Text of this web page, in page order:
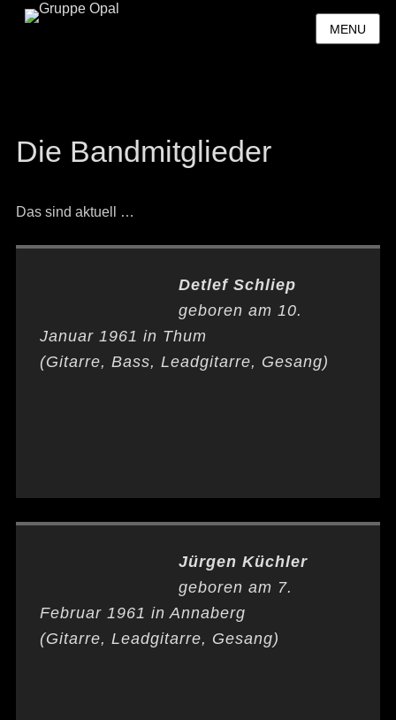
MENU
Die Bandmitglieder
Das sind aktuell …
Detlef Schliep
geboren am 10.
Januar 1961 in Thum
(Gitarre, Bass, Leadgitarre, Gesang)
Jürgen Küchler
geboren am 7.
Februar 1961 in Annaberg
(Gitarre, Leadgitarre, Gesang)